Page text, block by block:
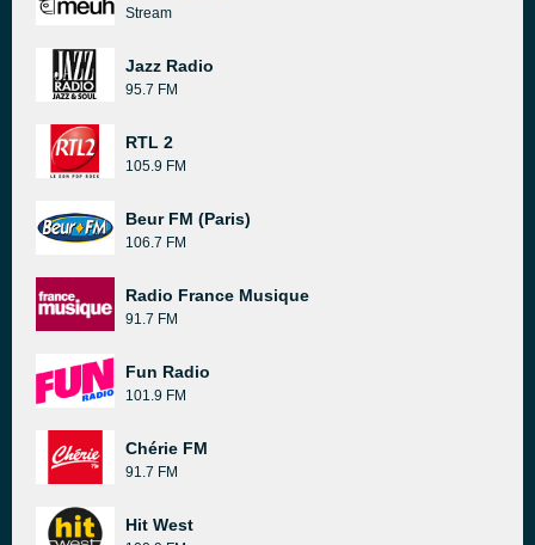
Stream
Jazz Radio
95.7 FM
RTL 2
105.9 FM
Beur FM (Paris)
106.7 FM
Radio France Musique
91.7 FM
Fun Radio
101.9 FM
Chérie FM
91.7 FM
Hit West